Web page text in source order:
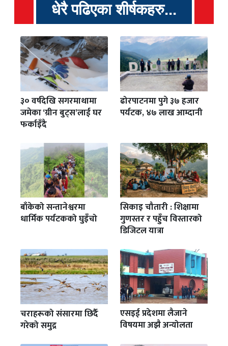
धेरै पढिएका शीर्षकहरु...
३० वर्षदेखि सगरमाथामा
जमेका ‘ग्रीन बुट्स’लाई घर
फर्काइँदै
ढोरपाटनमा पुगे ३७ हजार
पर्यटक, ४७ लाख आम्दानी
बाँकेको सन्तानेश्वरमा
धार्मिक पर्यटकको घुइँचो
सिकाइ चौतारी : शिक्षामा
गुणस्तर र पहुँच विस्तारको
डिजिटल यात्रा
चराहरूको संसारमा छिर्दै
गरेको समुद्र
एसइई प्रदेशमा लैजाने
विषयमा अझै अन्योलता